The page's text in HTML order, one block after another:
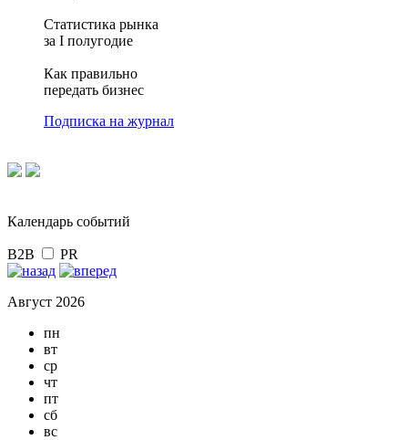
Статистика рынка
за I полугодие
Как правильно
передать бизнес
Подписка на журнал
Календарь событий
B2B PR
Август 2026
пн
вт
ср
чт
пт
сб
вс